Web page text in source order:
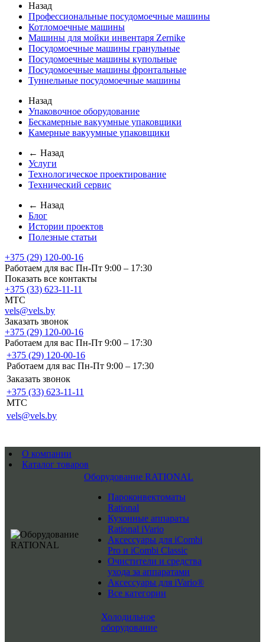
Назад
Профессиональные посудомоечные машины
Котломоечные машины
Машины для мойки инвентаря Zernike
Посудомоечные машины гранульные
Посудомоечные машины купольные
Посудомоечные машины фронтальные
Туннельные посудомоечные машины
Назад
Упаковочное оборудование
Бескамерные вакуумные упаковщики
Камерные вакуумные упаковщики
← Назад
Услуги
Технологическое проектирование
Технический сервис
← Назад
Блог
Истории проектов
Полезные статьи
+375 (29) 120-00-16
Работаем для вас Пн-Пт 9:00 – 17:30
Показать все контакты
+375 (33) 623-11-11
MTC
vels@vels.by
Заказать звонок
+375 (29) 120-00-16
Работаем для вас Пн-Пт 9:00 – 17:30
+375 (29) 120-00-16
Работаем для вас Пн-Пт 9:00 – 17:30
Заказать звонок
+375 (33) 623-11-11
MTC
vels@vels.by
О компании
Каталог товаров
Оборудование RATIONAL
Пароконвектоматы
Rational
Кухонные аппараты
Rational iVario
Аксессуары для iCombi
Pro и iCombi Classic
Очистители и средства
ухода за аппаратами
Аксессуары для iVario®
Все категории
Холодильное
оборудование